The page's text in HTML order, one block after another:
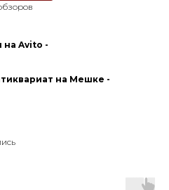
на Avito -
на Мешке -